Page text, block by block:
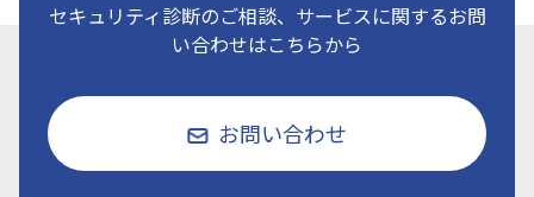
セキュリティ診断のご相談、サービスに関するお問
い合わせはこちらから
お問い合わせ